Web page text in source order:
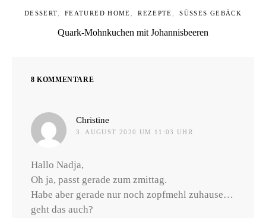
DESSERT FEATURED HOME REZEPTE SÜSSES GEBÄCK
Quark-Mohnkuchen mit Johannisbeeren
8 KOMMENTARE
Christine
3. AUGUST 2020 UM 11:03 UHR
Hallo Nadja,
Oh ja, passt gerade zum zmittag.
Habe aber gerade nur noch zopfmehl zuhause…
geht das auch?